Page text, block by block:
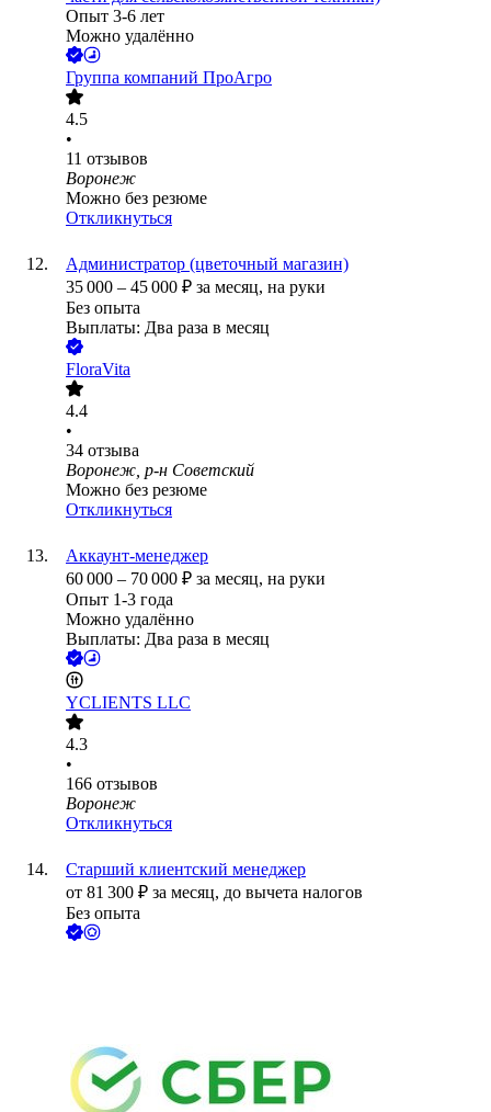
Опыт 3-6 лет
Можно удалённо
Группа компаний ПроАгро
4.5
•
11 отзывов
Воронеж
Можно без резюме
Откликнуться
Администратор (цветочный магазин)
35 000 – 45 000 ₽ за месяц, на руки
Без опыта
Выплаты: Два раза в месяц
FloraVita
4.4
•
34 отзыва
Воронеж, р-н Советский
Можно без резюме
Откликнуться
Аккаунт-менеджер
60 000 – 70 000 ₽ за месяц, на руки
Опыт 1-3 года
Можно удалённо
Выплаты: Два раза в месяц
YCLIENTS LLC
4.3
•
166 отзывов
Воронеж
Откликнуться
Старший клиентский менеджер
от 81 300 ₽ за месяц, до вычета налогов
Без опыта